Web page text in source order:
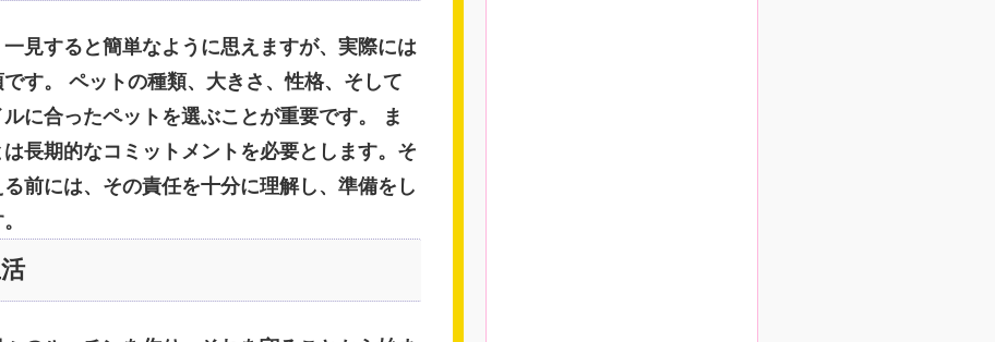
見すると簡単なように思えますが、実際には
す。 ペットの種類、大きさ、性格、そして
に合ったペットを選ぶことが重要です。 ま
長期的なコミットメントを必要とします。そ
前には、その責任を十分に理解し、準備をし